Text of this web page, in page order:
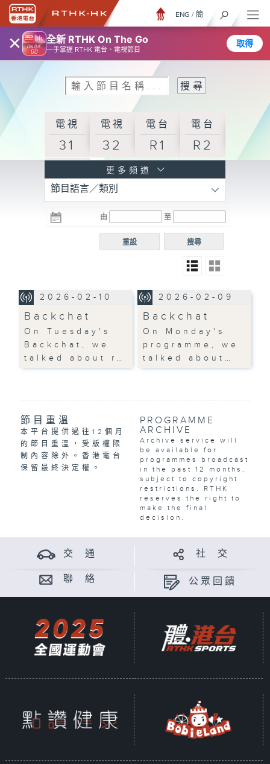
× 全新 RTHK On The Go
一手掌握 RTHK 電台、電視節目
取得
ENG / 簡
電視
31
電視
32
電台
R1
電台
R2
R3
電台 電台
R5
電台
普通
更多頻道
節目語言／類別
由 至
搜尋
重設
2026-02-10
Backchat
On Tuesday's
Backchat, we
talked about r…
2026-02-09
Backchat
On Monday's
programme, we
talked about…
節目重溫
本平台提供過往12個月
的節目重溫，受版權限
制內容除外。香港電台
保留最終決定權。
PROGRAMME
ARCHIVE
Archive service will
be available for
programmes broadcast
in the past 12 months,
subject to copyright
restrictions. RTHK
reserves the right to
make the final
decision.
交 通 社 交
聯 絡 公眾回饋